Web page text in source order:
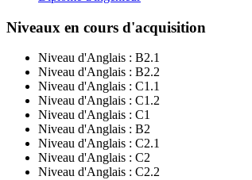
Niveaux en cours d'acquisition
Niveau d'Anglais : B2.1
Niveau d'Anglais : B2.2
Niveau d'Anglais : C1.1
Niveau d'Anglais : C1.2
Niveau d'Anglais : C1
Niveau d'Anglais : B2
Niveau d'Anglais : C2.1
Niveau d'Anglais : C2
Niveau d'Anglais : C2.2